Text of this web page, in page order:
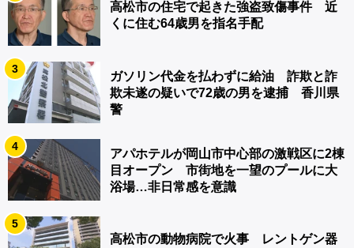
高松市の住宅で起きた強盗致傷事件 近
くに住む64歳男を指名手配
3
ガソリン代金を払わずに給油 詐欺と詐
欺未遂の疑いで72歳の男を逮捕 香川県
警
4
アパホテルが岡山市中心部の激戦区に2棟
目オープン 市街地を一望のプールに大
浴場…非日常感を意識
5
高松市の動物病院で火事 レントゲン器